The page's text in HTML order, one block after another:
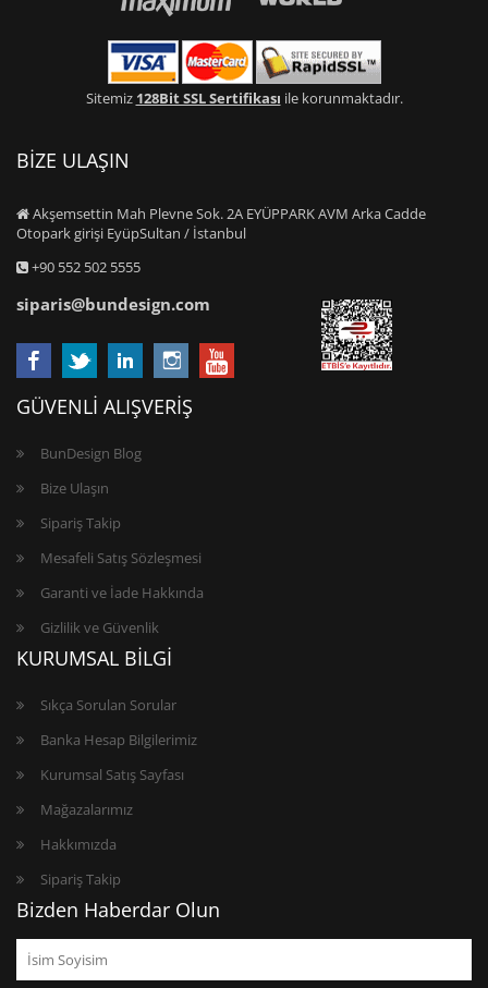
Sitemiz 128Bit SSL Sertifikası ile korunmaktadır.
BİZE ULAŞIN
Akşemsettin Mah Plevne Sok. 2A EYÜPPARK AVM Arka Cadde
Otopark girişi EyüpSultan / İstanbul
+90 552 502 5555
siparis@bundesign.com
GÜVENLİ ALIŞVERİŞ
BunDesign Blog
Bize Ulaşın
Sipariş Takip
Mesafeli Satış Sözleşmesi
Garanti ve İade Hakkında
Gizlilik ve Güvenlik
KURUMSAL BİLGİ
Sıkça Sorulan Sorular
Banka Hesap Bilgilerimiz
Kurumsal Satış Sayfası
Mağazalarımız
Hakkımızda
Sipariş Takip
Bizden Haberdar Olun